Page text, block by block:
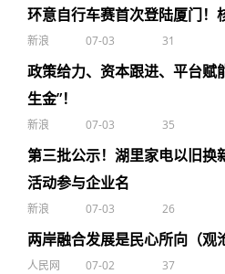
环意自行车赛首次登陆厦门
新浪 07-03 31
政策给力、资本跟进、平台赋
生金”！
新浪 07-03 35
第三批公示！湖里家电以旧换
活动参与企业名
新浪 07-03 26
两岸融合发展是民心所向（观
人民网 07-02 37